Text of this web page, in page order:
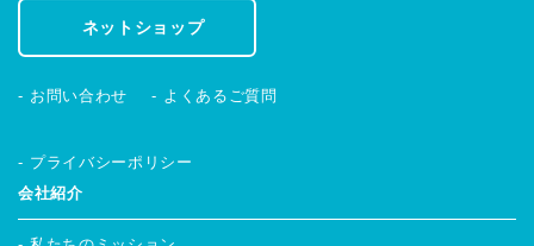
ネットショップ
お問い合わせ よくあるご質問
プライバシーポリシー
会社紹介